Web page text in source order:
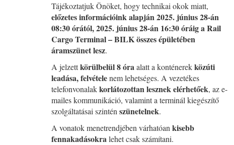
Tájékoztatjuk Önöket, hogy technikai okok miatt,
előzetes információink alapján 2025. június 28-án
08:30 órától, 2025. június 28-án 16:30 óráig a Rail
Cargo Terminal – BILK összes épületében
áramszünet lesz.
A jelzettkörülbelül 8 óraalatt a konténerekközúti
leadása, felvételenem lehetséges. A vezetékes
telefonvonalakkorlátozottan lesznek elérhetőek, az e-
mailes kommunikáció, valamint a terminál kiegészítő
szolgáltatásai szintén szünetelnek.
A vonatok menetrendjében várhatóan kisebb
fennakadásokralehet csak számítani.